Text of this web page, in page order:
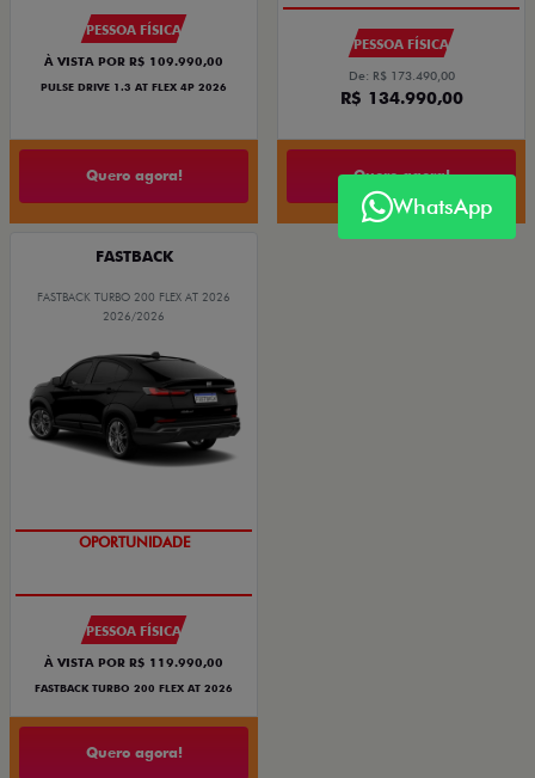
PESSOA FÍSICA
À VISTA POR R$ 109.990,00
PULSE DRIVE 1.3 AT FLEX 4P 2026
Quero agora!
PESSOA FÍSICA
De: R$ 173.490,00
R$ 134.990,00
Quero agora!
FASTBACK
FASTBACK TURBO 200 FLEX AT 2026
2026/2026
OPORTUNIDADE
PESSOA FÍSICA
À VISTA POR R$ 119.990,00
FASTBACK TURBO 200 FLEX AT 2026
Quero agora!
WhatsApp